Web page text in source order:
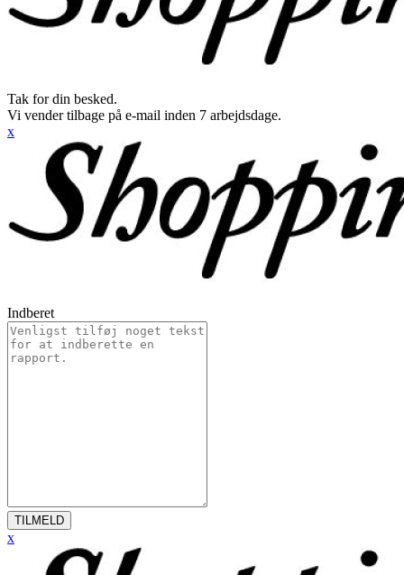
Tak for din besked.
Vi vender tilbage på e-mail inden 7 arbejdsdage.
x
Indberet
TILMELD
x